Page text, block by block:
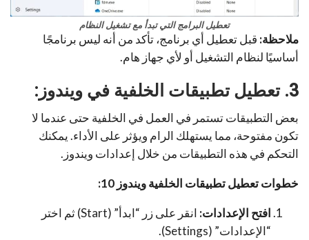
تعطيل البرامج التي تبدأ مع تشغيل النظام
ملاحظة: قبل تعطيل أي برنامج، تأكد من أنه ليس برنامجًا
أساسيًا لنظام التشغيل أو لأي جهاز هام.
3. تعطيل تطبيقات الخلفية في ويندوز:
بعض التطبيقات تستمر في العمل في الخلفية حتى عندما لا
تكون مفتوحة، مما يستهلك الرام ويؤثر على الأداء. يمكنك
التحكم في هذه التطبيقات من خلال إعدادات ويندوز.
خطوات تعطيل تطبيقات الخلفية ويندوز 10:
افتح الإعدادات:
انقر على زر “ابدأ” (Start) ثم اختر
“الإعدادات” (Settings).